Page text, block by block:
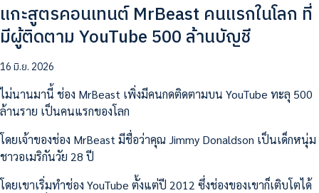
แกะสูตรคอนเทนต์ MrBeast คนแรกในโลก ที่
มีผู้ติดตาม YouTube 500 ล้านบัญชี
16 มิ.ย. 2026
ไม่นานมานี้ ช่อง MrBeast เพิ่งมีคนกดติดตามบน YouTube ทะลุ 500
ล้านราย เป็นคนแรกของโลก
โดยเจ้าของช่อง MrBeast มีชื่อว่าคุณ Jimmy Donaldson เป็นเด็กหนุ่ม
ชาวอเมริกันวัย 28 ปี
โดยเขาเริ่มทำช่อง YouTube ตั้งแต่ปี 2012 ซึ่งช่องของเขาก็เติบโตได้